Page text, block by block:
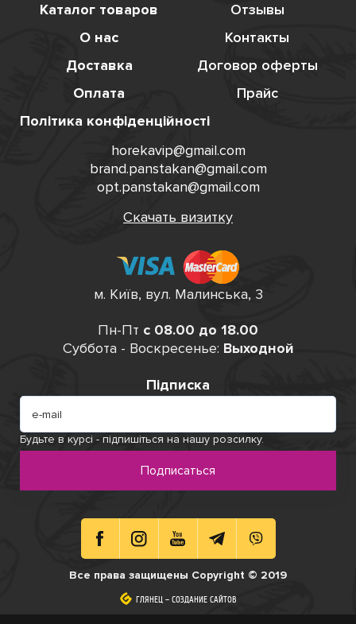
Пн-Пт с 08.00 до 18.00
Суббота - Воскресенье: Выходной
Все права защищены Copyright © 2019
Підписка
Будьте в курсі - підпишіться на нашу розсилку.
Подписаться
Каталог товаров
Отзывы
О нас
Контакты
Доставка
Договор оферты
Оплата
Прайс
Політика конфіденційності
horekavip@gmail.com
brand.panstakan@gmail.com
opt.panstakan@gmail.com
Скачать визитку
м. Київ, вул. Малинська, 3
ГЛЯНЕЦ– СОЗДАНИЕ САЙТОВ
ГЛЯНЕЦ– СОЗДАНИЕ САЙТОВ